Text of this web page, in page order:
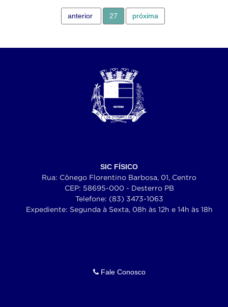
anterior 27 próxima
SIC FÍSICO
Rua: Cônego Florentino Barbosa, 01, Centro
CEP: 58695-000 - Desterro PB
Telefone: (83) 3473-1063
Expediente: Segunda à Sexta, 08h às 12h e 14h às 18h
Fale Conosco